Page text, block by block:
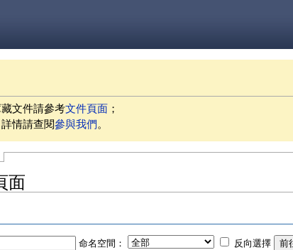
文件請參考文件頁面 ；
情請查閱參與我們。
面
命名空間： 反向選擇